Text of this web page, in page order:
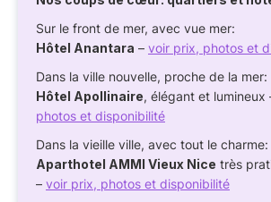
Sur le front de mer, avec vue mer:
Hôtel Anantara – voir prix, photos et
Dans la ville nouvelle, proche de la mer:
Hôtel Apollinaire, élégant et lumineux
photos et disponibilité
Dans la vieille ville, avec tout le charme:
Aparthotel AMMI Vieux Nice très
– voir prix, photos et disponibilité